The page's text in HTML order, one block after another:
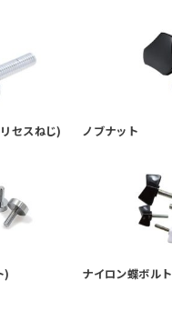
セスねじ) ノブナット
) ナイロン蝶ボルト